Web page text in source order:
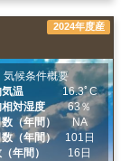
2024年度産
気候条件概要
温
16.3ﾟC
対湿度
63％
（年間）
NA
数（年間）
101日
年間）
16日